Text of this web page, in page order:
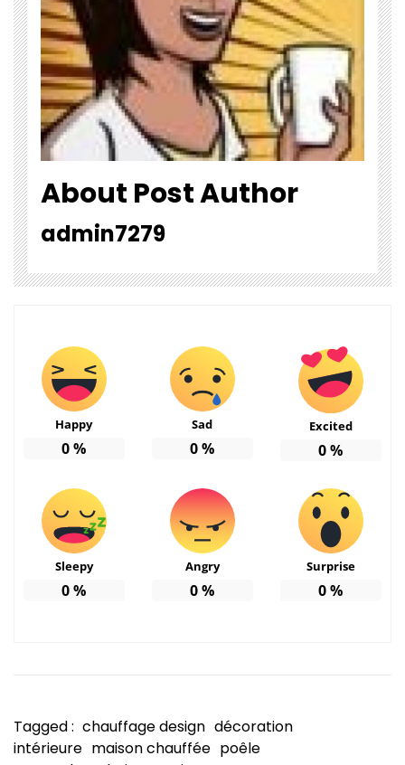
About Post Author
admin7279
Happy
0%
Sad
0%
Excited
0%
Sleepy
0%
Angry
0%
Surprise
0%
Tagged : chauffage design décoration
intérieure maison chauffée poêle